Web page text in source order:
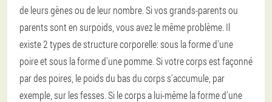
de leurs gènes ou de leur nombre. Si vos grands-parents ou
parents sont en surpoids, vous avez le même problème. Il
existe 2 types de structure corporelle: sous la forme d'une
poire et sous la forme d'une pomme. Si votre corps est façonné
par des poires, le poids du bas du corps s'accumule, par
exemple, sur les fesses. Si le corps a lui-même la forme d'une